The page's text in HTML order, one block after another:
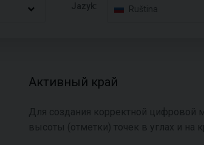
Jazyk: Ruština
Активный край
Для создания корректной цифровой
высоты (отметки) точек в углах и на